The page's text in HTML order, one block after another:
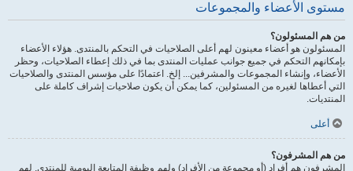
مستوى الأعضاء والمجموعات
من هم المسئولون؟
المسئولون هو أعضاء معينون لهم أعلى الصلاحيات في التحكم بالمنتدى. هؤلاء الأعضاء
بإمكانهم التحكم في جميع جوانب عمليات المنتدى بما في ذلك إعطاء الصلاحيات، وحظر
الأعضاء، وإنشاء المجموعات والمشرفين... إلخ. اعتمادًا على مؤسس المنتدى والصلاحيات
التي أعطاها لغيره من المسئولين، كما يمكن أن يكون صلاحيات إشراف كاملة على
المنتديات.
أعلى
من هم المشرفون؟
المشرفون هم أفراد (أو مجموعة من الأفراد) ولهم وظيفة المتابعة اليومية للمنتدى. لهم